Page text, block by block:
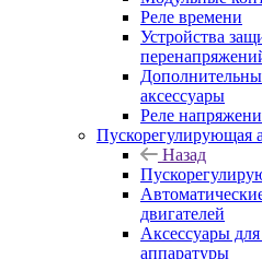
Реле времени
Устройства
аксессуары
Реле
Пускорегулирующая
Назад
двигателей
Аксессуары
аппаратуры